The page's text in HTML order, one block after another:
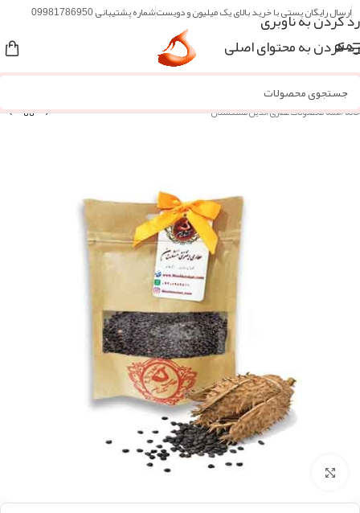
رد کردن به ناوبری
رد کردن به محتوای اصلی
ارسال رایگان پستی با خرید بالای یک میلیون و دویستشماره پشتیبانی 09981786950
منو
خانه/همه محصولات عطاری آنلاین مُشکستان
بزرگنمایی تصویر